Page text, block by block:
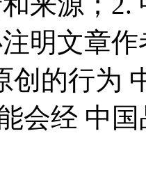
明文章
创的行为
会经 中